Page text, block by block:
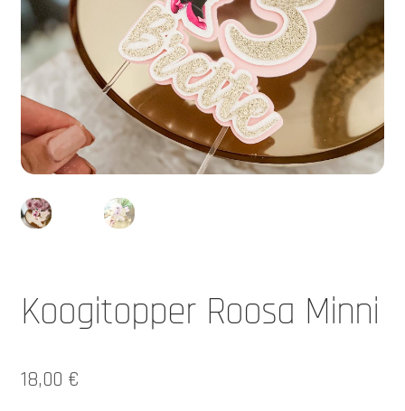
Koogitopper Roosa Minni
18,00 €